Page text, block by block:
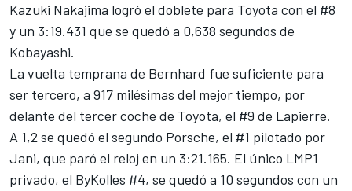
Kazuki Nakajima logró el doblete para Toyota con el #8
y un 3:19.431 que se quedó a 0,638 segundos de
Kobayashi.
La vuelta temprana de Bernhard fue suficiente para
ser tercero, a 917 milésimas del mejor tiempo, por
delante del tercer coche de Toyota, el #9 de Lapierre.
A 1,2 se quedó el segundo Porsche, el #1 pilotado por
Jani, que paró el reloj en un 3:21.165. El único LMP1
privado, el ByKolles #4, se quedó a 10 segundos con un